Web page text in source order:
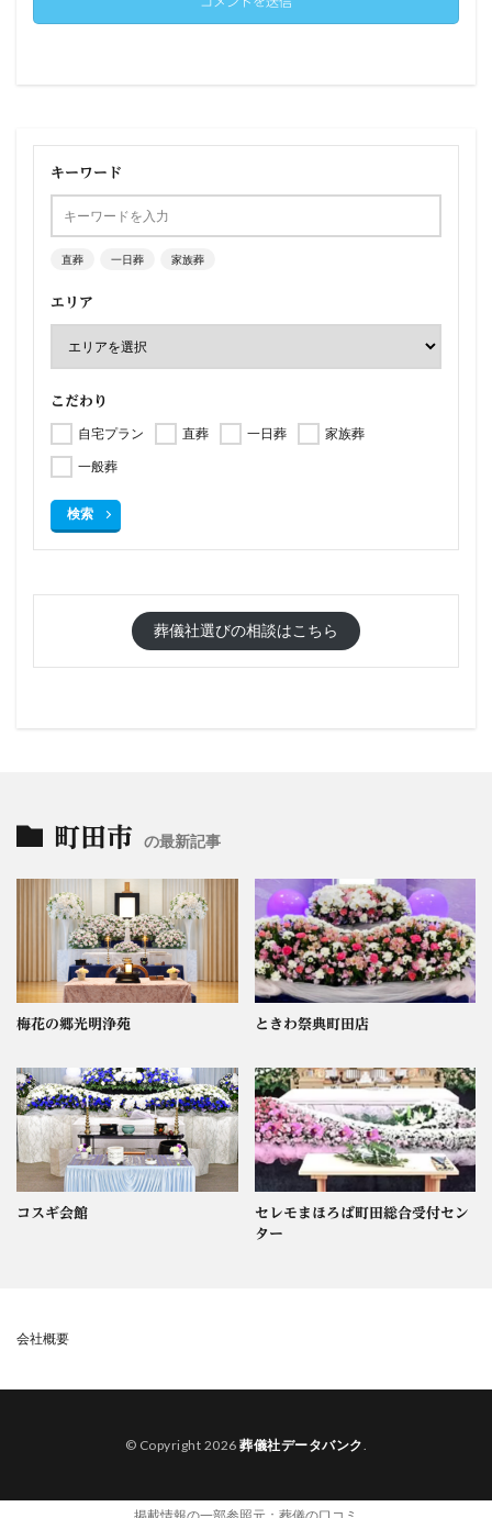
キーワード
直葬 一日葬 家族葬
エリア
こだわり
自宅プラン 直葬 一日葬
家族葬
一般葬
検索
葬儀社選びの相談はこちら
町田市 の最新記事
梅花の郷光明浄苑 ときわ祭典町田店
コスギ会館
セレモまほろば町田総合受付セン
ター
会社概要
© Copyright 2026葬儀社データバンク.